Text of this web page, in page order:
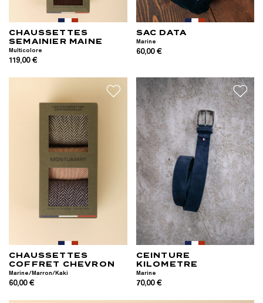
CHAUSSETTES
SEMAINIER MAINE
Multicolore
119,00 €
SAC DATA
Marine
60,00 €
CHAUSSETTES
COFFRET CHEVRON
Marine/Marron/Kaki
60,00 €
CEINTURE
KILOMETRE
Marine
70,00 €